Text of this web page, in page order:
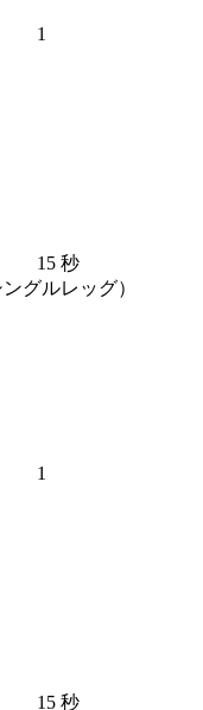
1
15 秒
グルレッグ）
1
15 秒